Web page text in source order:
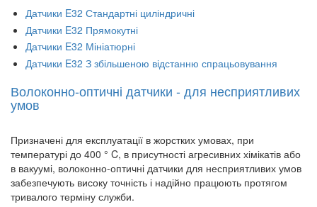
Датчики E32 Стандартні циліндричні
Датчики E32 Прямокутні
Датчики E32 Мініатюрні
Датчики E32 З збільшеною відстанню спрацьовування
Волоконно-оптичні датчики - для несприятливих
умов
Призначені для експлуатації в жорстких умовах, при
температурі до 400 ° C, в присутності агресивних хімікатів або
в вакуумі, волоконно-оптичні датчики для несприятливих умов
забезпечують високу точність і надійно працюють протягом
тривалого терміну служби.